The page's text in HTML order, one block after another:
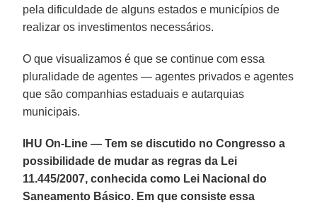
pela dificuldade de alguns estados e municípios de
realizar os investimentos necessários.
O que visualizamos é que se continue com essa
pluralidade de agentes — agentes privados e agentes
que são companhias estaduais e autarquias
municipais.
IHU On-Line — Tem se discutido no Congresso a
possibilidade de mudar as regras da Lei
11.445/2007, conhecida como Lei Nacional do
Saneamento Básico. Em que consiste essa